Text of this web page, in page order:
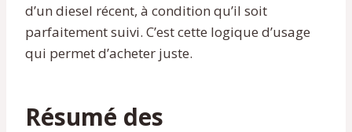
d’un diesel récent, à condition qu’il soit
parfaitement suivi. C’est cette logique d’usage
qui permet d’acheter juste.
Résumé des